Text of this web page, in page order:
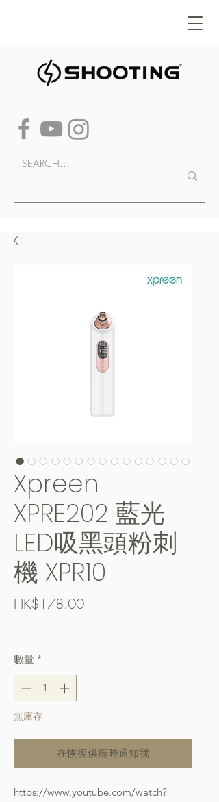
Xpreen
XPRE202 藍光
LED吸黑頭粉刺
機 XPR10
HK$178.00價
數量 *
無庫存
在恢復供應時通知我
https://www.youtube.com/watch?